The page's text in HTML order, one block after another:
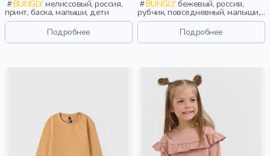
BUNGLYмелиссовый, россия,
принт, баска, малыши, дети
Подробнее
BUNGLYбежевый, россия,
рубчик, повседневный, малыши,
дети
Подробнее